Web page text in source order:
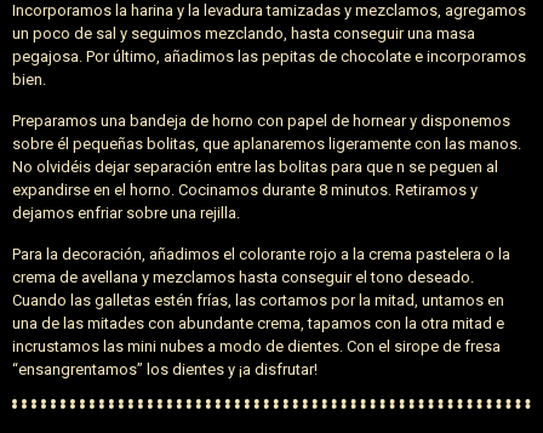
Incorporamos la harina y la levadura tamizadas y mezclamos, agregamos
un poco de sal y seguimos mezclando, hasta conseguir una masa
pegajosa. Por último, añadimos las pepitas de chocolate e incorporamos
bien.
Preparamos una bandeja de horno con papel de hornear y disponemos
sobre él pequeñas bolitas, que aplanaremos ligeramente con las manos.
No olvidéis dejar separación entre las bolitas para que n se peguen al
expandirse en el horno. Cocinamos durante 8 minutos. Retiramos y
dejamos enfriar sobre una rejilla.
Para la decoración, añadimos el colorante rojo a la crema pastelera o la
crema de avellana y mezclamos hasta conseguir el tono deseado.
Cuando las galletas estén frías, las cortamos por la mitad, untamos en
una de las mitades con abundante crema, tapamos con la otra mitad e
incrustamos las mini nubes a modo de dientes. Con el sirope de fresa
“ensangrentamos” los dientes y ¡a disfrutar!